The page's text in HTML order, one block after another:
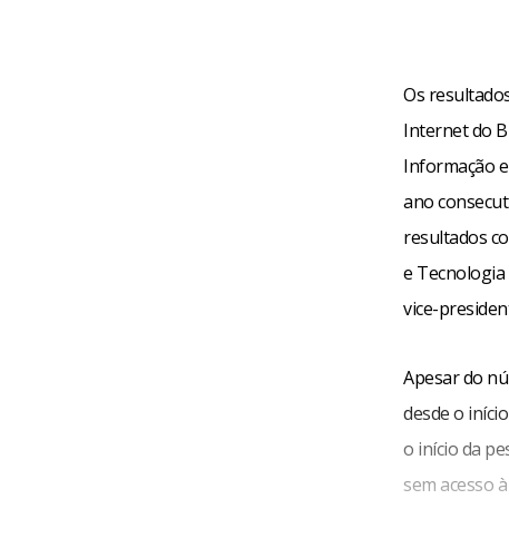
Os
Internet do
Informação
ano
resultados
e
vice-
Apesar do
desde o
o início da
sem acesso